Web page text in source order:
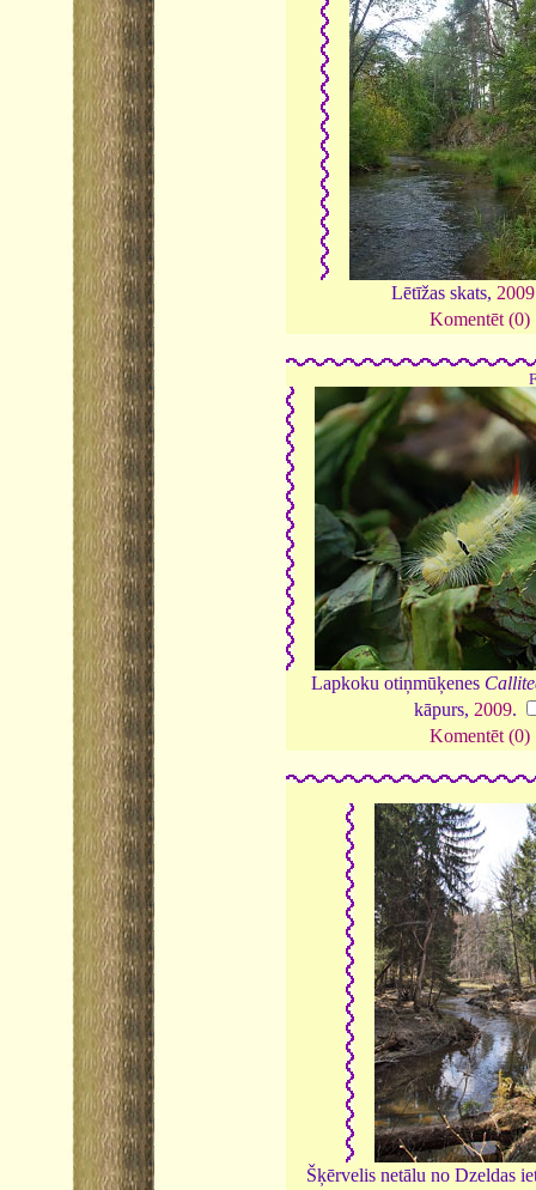
Lētīžas skats, 2009
Komentēt (0)
Lapkoku otiņmūķenes
kāpurs, 2009.
Komentēt (0)
Šķērvelis netālu no Dzeldas